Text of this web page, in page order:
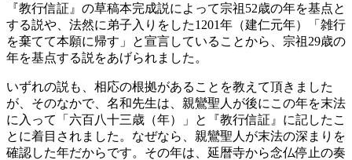
『教行信証』の草稿本完成説によって宗祖52歳の年を基点と
する説や、法然に弟子入りをした1201年（建仁元年）「雑行
を棄てて本願に帰す」と宣言していることから、宗祖29歳の
年を基点する説をあげられました。
いずれの説も、相応の根拠があることを教えて頂きました
が、そのなかで、名和先生は、親鸞聖人が後にこの年を末法
に入って「六百八十三歳（年）」と『教行信証』に記したこ
とに着目されました。なぜなら、親鸞聖人が末法の深まりを
確認した年だからです。その年は、延暦寺から念仏停止の奏